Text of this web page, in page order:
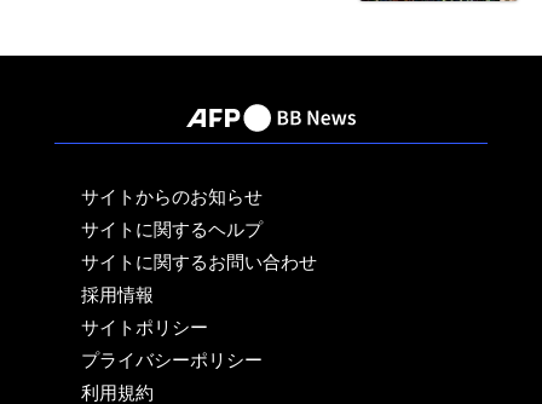
サイトからのお知らせ
サイトに関するヘルプ
サイトに関するお問い合わせ
採用情報
サイトポリシー
プライバシーポリシー
利用規約